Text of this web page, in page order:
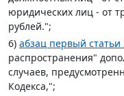
юридических лиц - от
рублей.";
6) абзац первый статьи
распространения"
случаев,
Кодекса,";